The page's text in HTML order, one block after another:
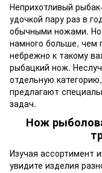
Неприхотливый
удочкой пару раз в
обычными ножами. Но
намного больше, чем
небрежно к такому
рыбацкий нож.
отдельную
предлагают
задач.
Нож
Изучая ассортимент
увидите изделия